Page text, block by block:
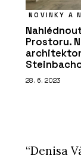
NOVINKY A
Prostoru.
28. 6. 2023
“Denisa